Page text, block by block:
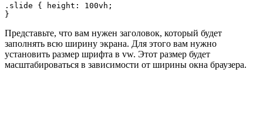
.slide { height: 100vh;
}
Представьте, что вам нужен заголовок, который будет
заполнять всю ширину экрана. Для этого вам нужно
установить размер шрифта в vw. Этот размер будет
масштабироваться в зависимости от ширины окна браузера.